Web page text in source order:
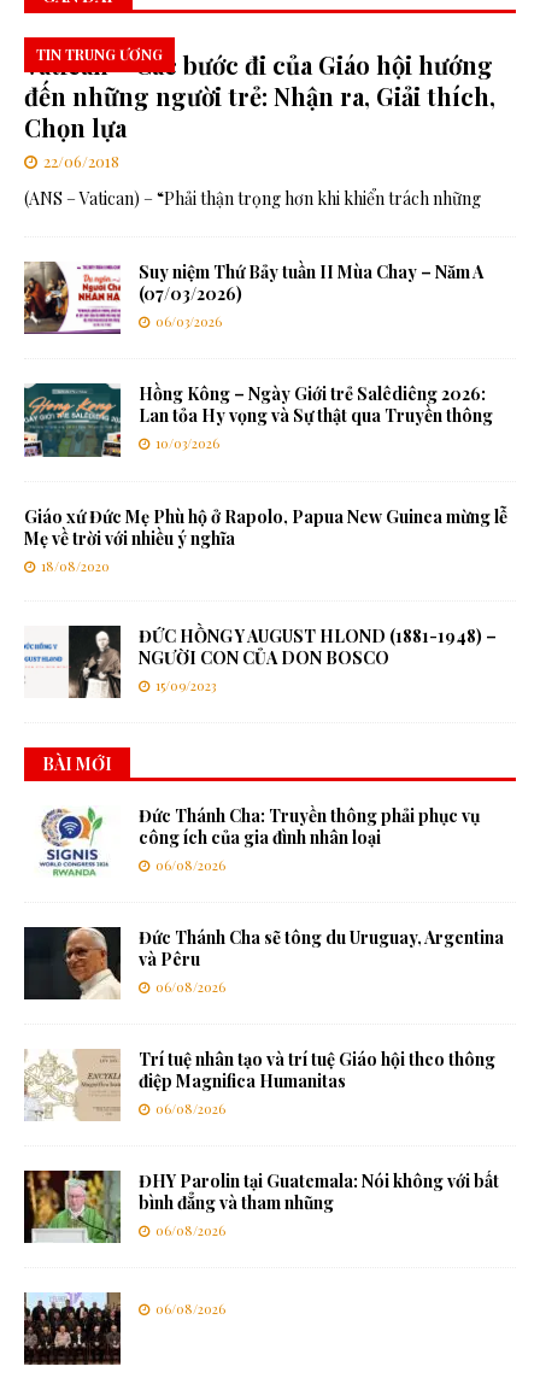
Vatican – Các bước đi của Giáo hội hướng
đến những người trẻ: Nhận ra, Giải thích,
Chọn lựa
TIN TRUNG ƯƠNG
22/06/2018
(ANS – Vatican) – “Phải thận trọng hơn khi khiển trách những
Suy niệm Thứ Bảy tuần II Mùa Chay – Năm A
(07/03/2026)
06/03/2026
Hồng Kông – Ngày Giới trẻ Salêdiêng 2026:
Lan tỏa Hy vọng và Sự thật qua Truyền thông
10/03/2026
Giáo xứ Đức Mẹ Phù hộ ở Rapolo, Papua New Guinea mừng lễ
Mẹ về trời với nhiều ý nghĩa
18/08/2020
ĐỨC HỒNG Y AUGUST HLOND (1881-1948) –
NGƯỜI CON CỦA DON BOSCO
15/09/2023
BÀI MỚI
Đức Thánh Cha: Truyền thông phải phục vụ
công ích của gia đình nhân loại
06/08/2026
Đức Thánh Cha sẽ tông du Uruguay, Argentina
và Pêru
06/08/2026
Trí tuệ nhân tạo và trí tuệ Giáo hội theo thông
điệp Magnifica Humanitas
06/08/2026
ĐHY Parolin tại Guatemala: Nói không với bất
bình đẳng và tham nhũng
06/08/2026
06/08/2026